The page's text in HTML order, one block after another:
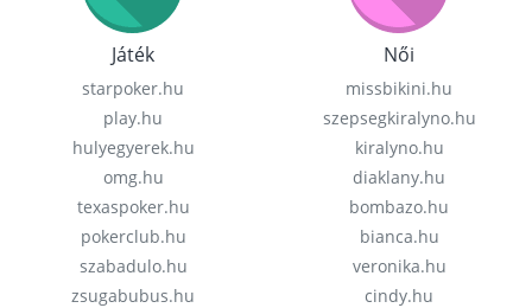
Játék
starpoker.hu
play.hu
hulyegyerek.hu
omg.hu
texaspoker.hu
pokerclub.hu
szabadulo.hu
zsugabubus.hu
Női
missbikini.hu
szepsegkiralyno.hu
kiralyno.hu
diaklany.hu
bombazo.hu
bianca.hu
veronika.hu
cindy.hu